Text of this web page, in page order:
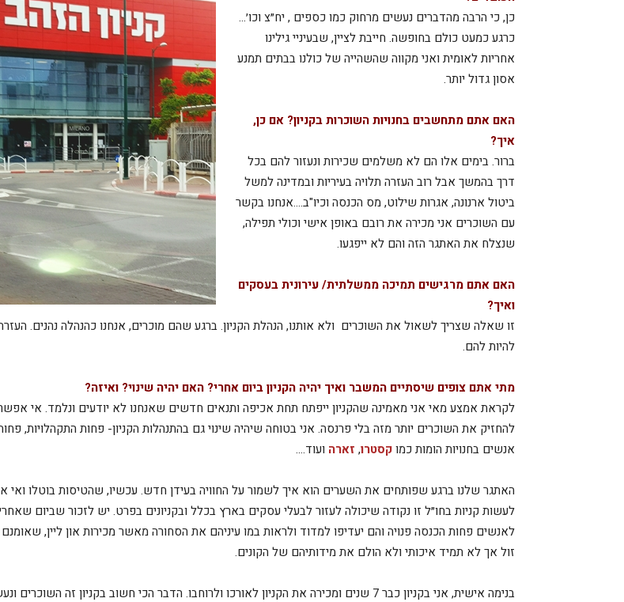
כן, כי הרבה מהדברים נעשים מרחוק כמו כספים , יח״צ וכו׳…
כרגע כמעט כולם בחופשה. חייבת לציין, שבעיניי גילינו
אחריות לאומית ואני מקווה שהשהייה של כולנו בבתים תמנע
אסון גדול יותר.
האם אתם מתחשבים בחנויות השוכרות בקניון? אם כן,
איך?
ברור. בימים אלו הם לא משלמים שכירות ונעזור להם בכל
דרך בהמשך אבל רוב העזרה תלויה בעיריות ובמדינה למשל
ביטול ארנונה, אגרות שילוט, מס הכנסה וכיו"ב….אנחנו בקשר
עם השוכרים אני מכירה את רובם באופן אישי וכולי תפילה,
שנצלח את האתגר הזה והם לא ייפגעו.
האם אתם מרגישים תמיכה ממשלתית/ עירונית בעסקים
ואיך?
זו שאלה שצריך לשאול את השוכרים ולא אותנו, הנהלת הקניון. ברגע שהם מוכרים, אנחנו כהנהלה נהנים.
להיות להם.
מתי אתם צופים שיסתיים המשבר ואיך יהיה הקניון ביום אחרי? האם יהיה שינוי? ואיזה?
לקראת אמצע מאי אני מאמינה שהקניון ייפתח תחת אכיפה ותנאים חדשים שאנחנו לא יודעים ונלמד. אי
להחזיק את השוכרים יותר מזה בלי פרנסה. אני בטוחה שיהיה שינוי גם בהתנהלות הקניון- פחות התקהלויות,
אנשים בחנויות הומות כמוקסטרו, זארה ועוד….
האתגר שלנו ברגע שפותחים את השערים הוא איך לשמור על החוויה בעידן חדש. עכשיו, שהטיסות בוטלו ואי
לעשות קניות בחו״ל זו נקודה שיכולה לעזור לבעלי עסקים בארץ בכלל ובקניונים בפרט. יש לזכור שביום
לאנשים פחות הכנסה פנויה והם יעדיפו למדוד ולראות במו עיניהם את הסחורה מאשר מכירות און ליין, שאומנם
זול אך לא תמיד איכותי ולא הולם את מידותיהם של הקונים.
בנימה אישית, אני בקניון כבר 7 שנים ומכירה את הקניון לאורכו ולרוחבו. הדבר הכי חשוב בקניון זה